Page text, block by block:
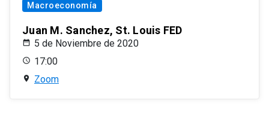
Macroeconomía
Juan M. Sanchez, St. Louis FED
5 de Noviembre de 2020
17:00
Zoom